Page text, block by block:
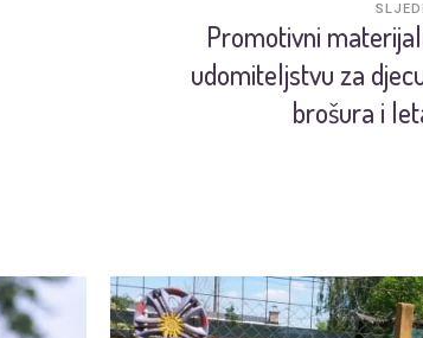
Promotivni
udomiteljstvu za
brošura i